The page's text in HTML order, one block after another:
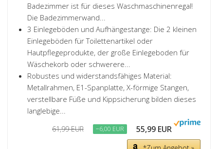
Badezimmer ist für dieses Waschmaschinenregal!
Die Badezimmerwand...
3 Einlegeböden und Aufhängestange: Die 2 kleinen
Einlegeböden für Toilettenartikel oder
Hautpflegeprodukte, der große Einlegeboden für
Wäschekorb oder schwerere...
Robustes und widerstandsfähiges Material:
Metallrahmen, E1-Spanplatte, X-förmige Stangen,
verstellbare Füße und Kippsicherung bilden dieses
langlebige...
61,99 EUR −6,00 EUR 55,99 EUR